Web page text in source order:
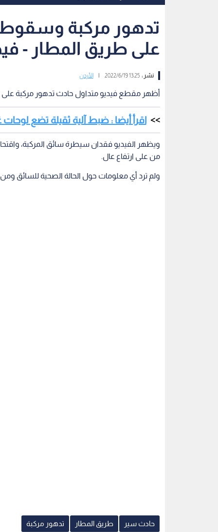
تدهور مركبة
على طريق المطار -
نشر :13:25 2022/6/19 الأردن
أظهر مقطع فيديو متداول حادث تدهور مركبة
اقرأ أيضا : ضبط آلية ثقيلة تضع لوحات
ويظهر الفيديو فقدان سيطرة سائق المركبة،
من على ارتفاع عال.
ولم ترد أي معلومات حول الحالة الصحية للسائق
حادث سير طريق المطار تدهور مركبة